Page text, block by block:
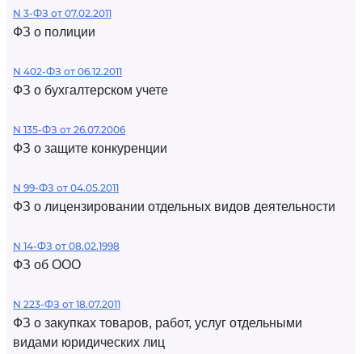
N 3-ФЗ от 07.02.2011
ФЗ о полиции
N 402-ФЗ от 06.12.2011
ФЗ о бухгалтерском учете
N 135-ФЗ от 26.07.2006
ФЗ о защите конкуренции
N 99-ФЗ от 04.05.2011
ФЗ о лицензировании отдельных видов деятельности
N 14-ФЗ от 08.02.1998
ФЗ об ООО
N 223-ФЗ от 18.07.2011
ФЗ о закупках товаров, работ, услуг отдельными
видами юридических лиц